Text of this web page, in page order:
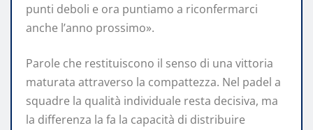
punti deboli e ora puntiamo a riconfermarci
anche l’anno prossimo».
Parole che restituiscono il senso di una vittoria
maturata attraverso la compattezza. Nel padel a
squadre la qualità individuale resta decisiva, ma
la differenza la fa la capacità di distribuire